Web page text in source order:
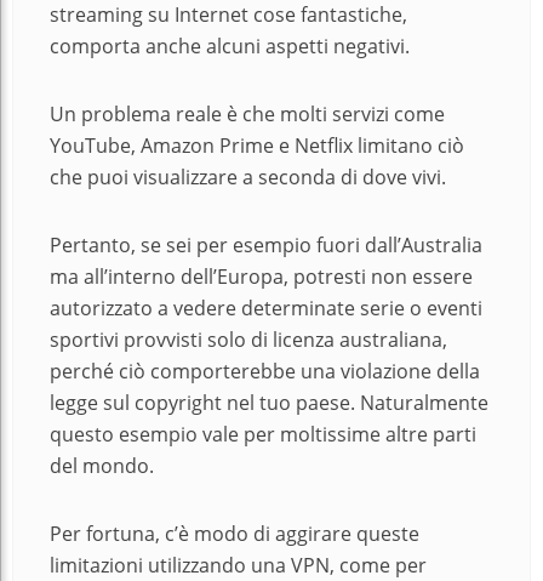
streaming su Internet cose fantastiche,
comporta anche alcuni aspetti negativi.
Un problema reale è che molti servizi come
YouTube, Amazon Prime e Netflix limitano ciò
che puoi visualizzare a seconda di dove vivi.
Pertanto, se sei per esempio fuori dall’Australia
ma all’interno dell’Europa, potresti non essere
autorizzato a vedere determinate serie o eventi
sportivi provvisti solo di licenza australiana,
perché ciò comporterebbe una violazione della
legge sul copyright nel tuo paese. Naturalmente
questo esempio vale per moltissime altre parti
del mondo.
Per fortuna, c’è modo di aggirare queste
limitazioni utilizzando una VPN, come per